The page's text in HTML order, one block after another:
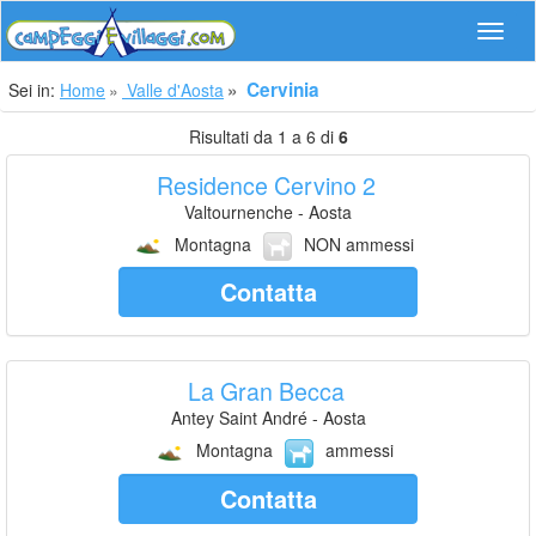
Sei in: Home Valle d'Aosta Cervinia
Risultati da 1 a 6 di 6
Residence Cervino 2
Valtournenche - Aosta
Montagna
NON ammessi
Contatta
La Gran Becca
Antey Saint André - Aosta
Montagna
ammessi
Contatta